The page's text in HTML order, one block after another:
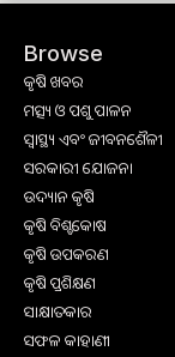
Browse
କୃଷି ଖବର
ମତ୍ସ୍ୟ ଓ ପଶୁ ପାଳନ
ସ୍ୱାସ୍ଥ୍ୟ ଏବଂ ଜୀବନଶୈଳୀ
ସରକାରୀ ଯୋଜନା
ଉଦ୍ୟାନ କୃଷି
କୃଷି ବିଶ୍ବକୋଷ
କୃଷି ଉପକରଣ
କୃଷି ପ୍ରଶିକ୍ଷଣ
ସାକ୍ଷାତକାର
ସଫଳ କାହାଣୀ